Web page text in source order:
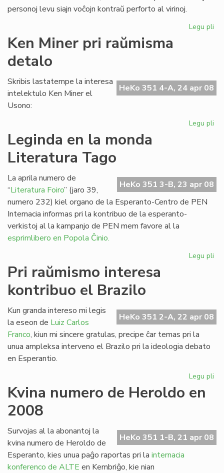
personoj levu siajn voĉojn kontraŭ perforto al virinoj.
Legu pli
la
Ken Miner pri raŭmisma
detalo
HeKo 351 4-A, 24 apr 08
Skribis lastatempe la interesa
intelektulo Ken Miner el
Usono:
Legu pli
Leginda en la monda
Literatura Tago
HeKo 351 3-B, 23 apr 08
La aprila numero de
“Literatura Foiro” (jaro 39,
numero 232) kiel organo de la Esperanto-Centro de PEN
Internacia informas pri la kontribuo de la esperanto-
verkistoj al la kampanjo de PEN mem favore al la
esprimlibero en Popola Ĉinio.
Legu pli
Pri raŭmismo interesa
kontribuo el Brazilo
HeKo 351 2-A, 22 apr 08
Kun granda intereso mi legis
la eseon de Luiz Carlos
Franco, kiun mi sincere gratulas, precipe ĉar temas pri la
unua ampleksa interveno el Brazilo pri la ideologia debato
en Esperantio.
Legu pli
el
Kvina numero de Heroldo en
2008
HeKo 351 1-B, 21 apr 08
Survojas al la abonantoj la
kvina numero de Heroldo de
Esperanto, kies unua paĝo raportas pri la internacia
konferenco de ALTE en Kembriĝo, kie nian